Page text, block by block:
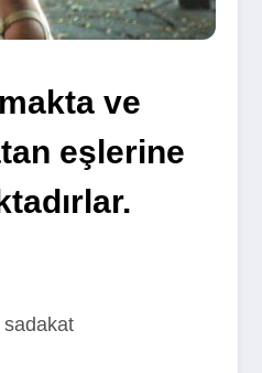
ve
eşlerine
sadakat